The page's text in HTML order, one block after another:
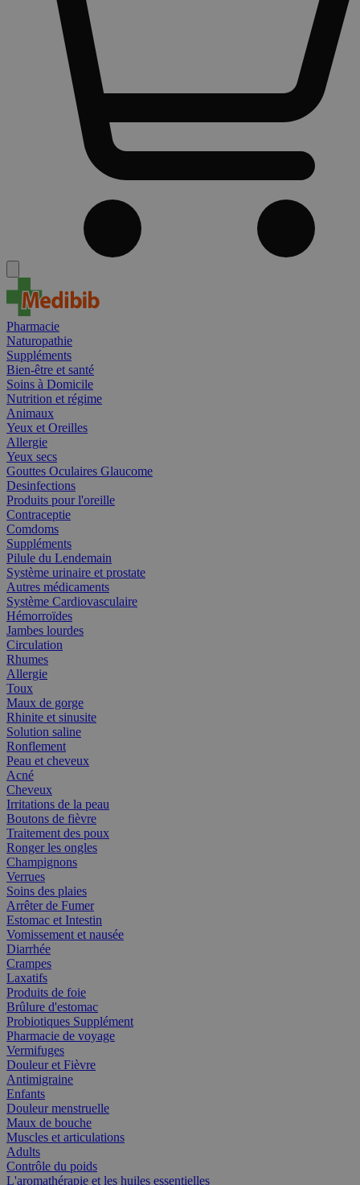
Pharmacie
Naturopathie
Suppléments
Bien-être et santé
Soins à Domicile
Nutrition et régime
Animaux
Yeux et Oreilles
Allergie
Yeux secs
Gouttes Oculaires Glaucome
Desinfections
Produits pour l'oreille
Contraceptie
Comdoms
Suppléments
Pilule du Lendemain
Système urinaire et prostate
Autres médicaments
Système Cardiovasculaire
Hémorroïdes
Jambes lourdes
Circulation
Rhumes
Allergie
Toux
Maux de gorge
Rhinite et sinusite
Solution saline
Ronflement
Peau et cheveux
Acné
Cheveux
Irritations de la peau
Boutons de fièvre
Traitement des poux
Ronger les ongles
Champignons
Verrues
Soins des plaies
Arrêter de Fumer
Estomac et Intestin
Vomissement et nausée
Diarrhée
Crampes
Laxatifs
Produits de foie
Brûlure d'estomac
Probiotiques Supplément
Pharmacie de voyage
Vermifuges
Douleur et Fièvre
Antimigraine
Enfants
Douleur menstruelle
Maux de bouche
Muscles et articulations
Adults
Contrôle du poids
L'aromathérapie et les huiles essentielles